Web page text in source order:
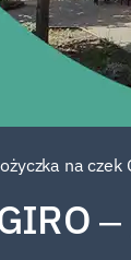
na czek